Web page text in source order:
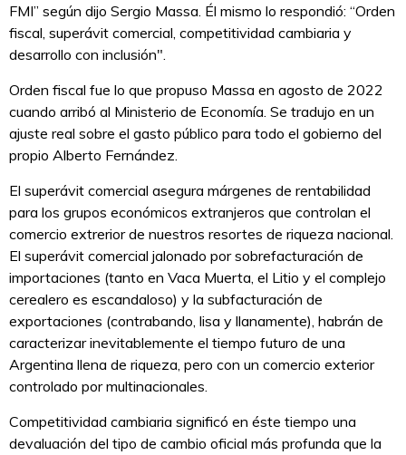
FMI” según dijo Sergio Massa. Él mismo lo respondió: “Orden
fiscal, superávit comercial, competitividad cambiaria y
desarrollo con inclusión".
Orden fiscal fue lo que propuso Massa en agosto de 2022
cuando arribó al Ministerio de Economía. Se tradujo en un
ajuste real sobre el gasto público para todo el gobierno del
propio Alberto Fernández.
El superávit comercial asegura márgenes de rentabilidad
para los grupos económicos extranjeros que controlan el
comercio extrerior de nuestros resortes de riqueza nacional.
El superávit comercial jalonado por sobrefacturación de
importaciones (tanto en Vaca Muerta, el Litio y el complejo
cerealero es escandaloso) y la subfacturación de
exportaciones (contrabando, lisa y llanamente), habrán de
caracterizar inevitablemente el tiempo futuro de una
Argentina llena de riqueza, pero con un comercio exterior
controlado por multinacionales.
Competitividad cambiaria significó en éste tiempo una
devaluación del tipo de cambio oficial más profunda que la